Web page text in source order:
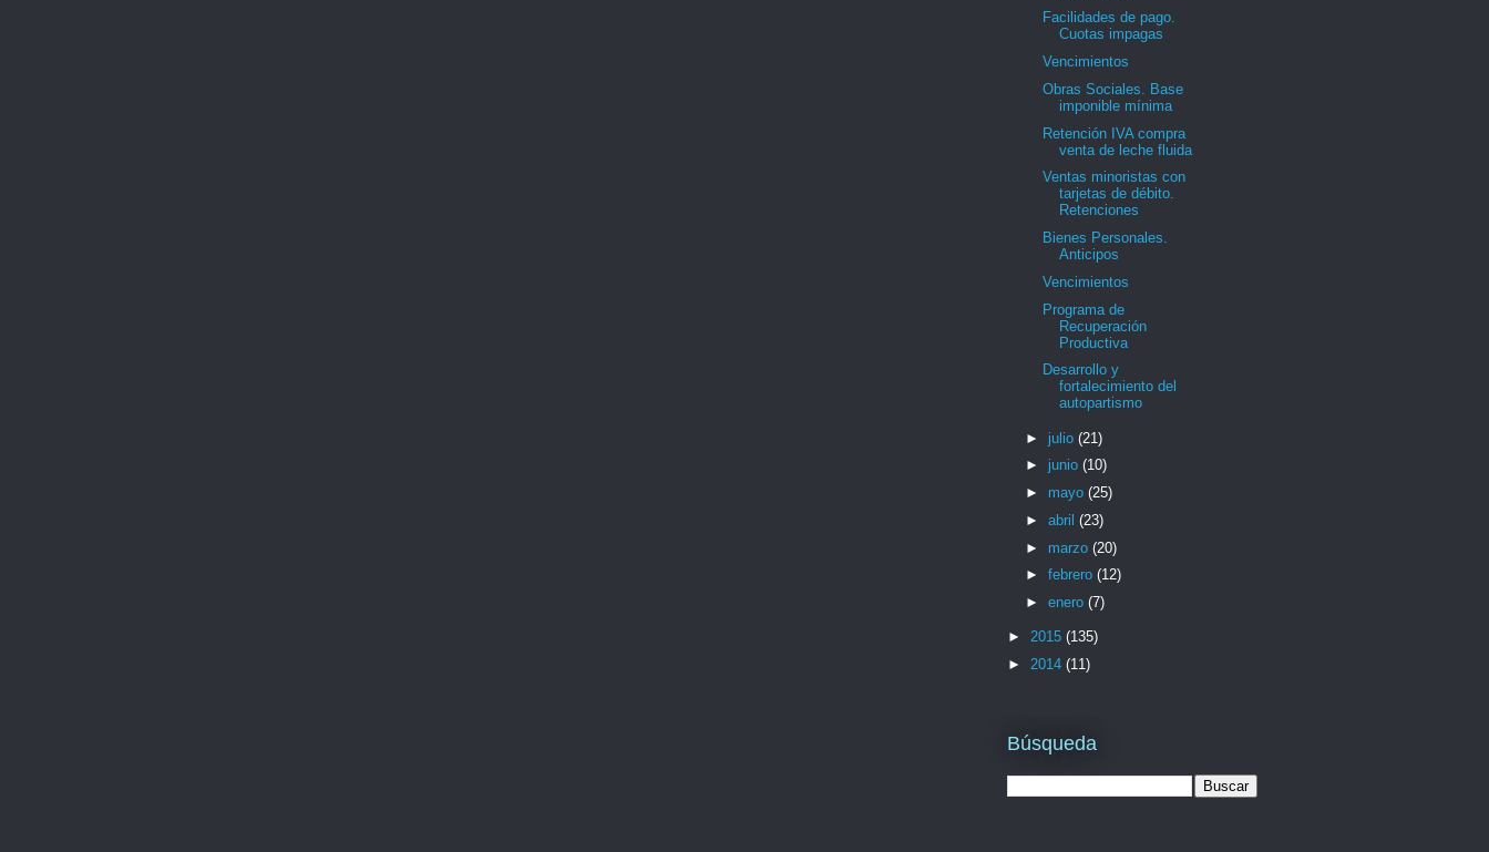
Facilidades de pago.
Cuotas impagas
Vencimientos
Obras Sociales. Base
imponible mínima
Retención IVA compra
venta de leche fluida
Ventas minoristas con
tarjetas de débito.
Retenciones
Bienes Personales.
Anticipos
Vencimientos
Programa de
Recuperación
Productiva
Desarrollo y
fortalecimiento del
autopartismo
► julio (21)
► junio (10)
► mayo (25)
► abril (23)
► marzo (20)
► febrero (12)
► enero (7)
► 2015 (135)
► 2014 (11)
Búsqueda